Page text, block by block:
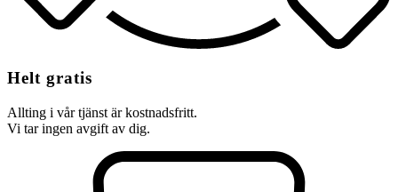
Helt gratis
Allting i vår tjänst är kostnadsfritt.
Vi tar ingen avgift av dig.